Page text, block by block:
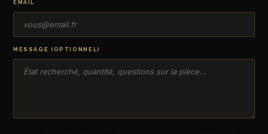
EMAIL
MESSAGE (OPTIONNEL)